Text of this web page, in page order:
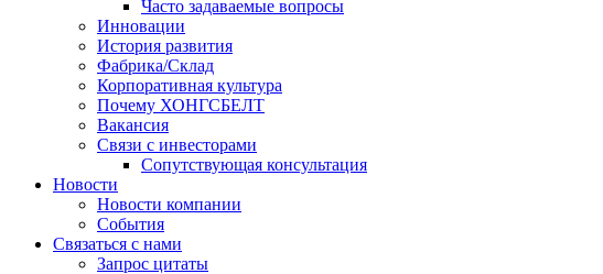
Часто задаваемые вопросы
Инновации
История развития
Фабрика/Склад
Корпоративная культура
Почему ХОНГСБЕЛТ
Вакансия
Связи с инвесторами
Сопутствующая консультация
Новости
Новости компании
События
Связаться с нами
Запрос цитаты